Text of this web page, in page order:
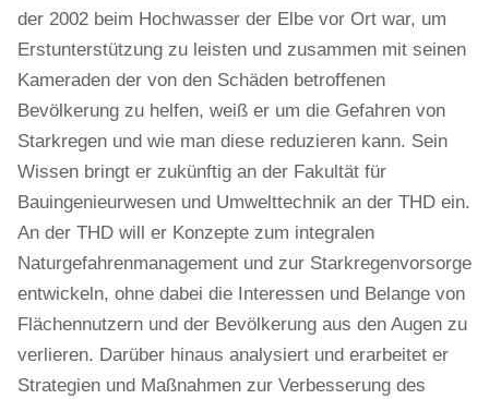
der 2002 beim Hochwasser der Elbe vor Ort war, um
Erstunterstützung zu leisten und zusammen mit seinen
Kameraden der von den Schäden betroffenen
Bevölkerung zu helfen, weiß er um die Gefahren von
Starkregen und wie man diese reduzieren kann. Sein
Wissen bringt er zukünftig an der Fakultät für
Bauingenieurwesen und Umwelttechnik an der THD ein.
An der THD will er Konzepte zum integralen
Naturgefahrenmanagement und zur Starkregenvorsorge
entwickeln, ohne dabei die Interessen und Belange von
Flächennutzern und der Bevölkerung aus den Augen zu
verlieren. Darüber hinaus analysiert und erarbeitet er
Strategien und Maßnahmen zur Verbesserung des